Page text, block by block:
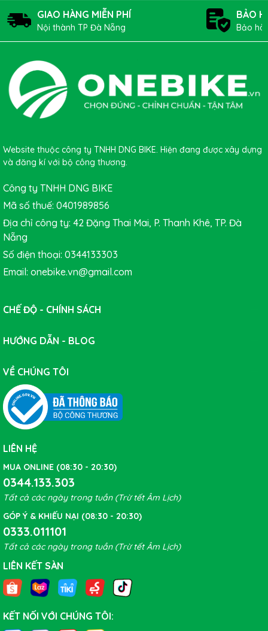
Pedancó thể điều chỉnh được góc độ ra vô can
Pedan cá xe đạp MTB CRANKBROTHERS-EGGBEATER
Igus
Pedan CRANKBROTHERS-EGGBEATER 2
GIAO HÀNG MIỄN PHÍ
Nội thành TP Đà Nẵng
BẢO
Bảo
Website thuộc công ty TNHH DNG BIKE. Hiện đang được xây dựng
và đăng kí với bộ công thương.
Công ty TNHH DNG BIKE
Mã số thuế: 0401989856
Địa chỉ công ty: 42 Đặng Thai Mai, P. Thanh Khê, TP. Đà
Nẵng
Số điện thoại: 0344133303
Email: onebike.vn@gmail.com
CHẾ ĐỘ - CHÍNH SÁCH
HƯỚNG DẪN - BLOG
VỀ CHÚNG TÔI
LIÊN HỆ
MUA ONLINE (08:30 - 20:30)
0344.133.303
Tất cả các ngày trong tuần (Trừ tết Âm Lịch)
GÓP Ý & KHIẾU NẠI (08:30 - 20:30)
0333.011101
Tất cả các ngày trong tuần (Trừ tết Âm Lịch)
LIÊN KẾT SÀN
KẾT NỐI VỚI CHÚNG TÔI: